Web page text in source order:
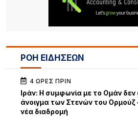
ΡΟΗ ΕΙΔΗΣΕΩΝ
4 ΏΡΕΣ ΠΡΙΝ
Iράν: Η συμφωνία με το Ομάν δεν
άνοιγμα των Στενών του Ορμούζ
νέα διαδρομή